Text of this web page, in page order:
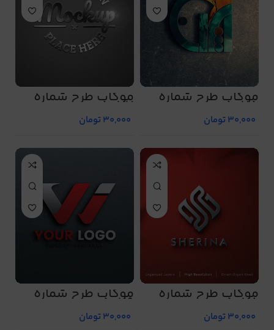
موکاپ طرح شماره
5075
30,000تومان
موکاپ طرح شماره
5077
30,000تومان
موکاپ طرح شماره
5078
30,000تومان
موکاپ طرح شماره
5079
30,000تومان